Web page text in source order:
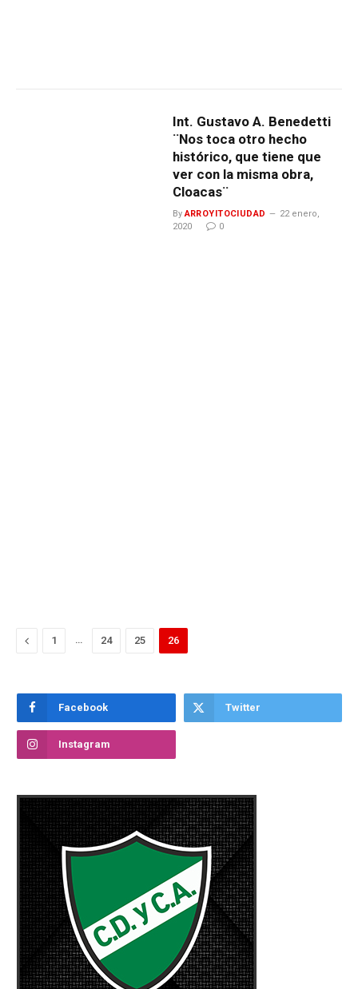
Int. Gustavo A. Benedetti
¨Nos toca otro hecho
histórico, que tiene que
ver con la misma obra,
Cloacas¨
By ARROYITOCIUDAD
22 enero,
2020
0
Previous
1 24 25 26
Facebook Twitter
Instagram